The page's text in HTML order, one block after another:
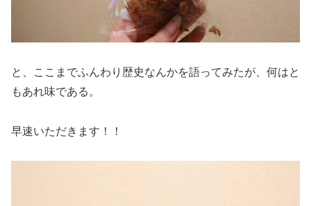
と、ここまでふんわり歴史なんかを語ってみたが、何はと
もあれ味である。
早速いただきます！！